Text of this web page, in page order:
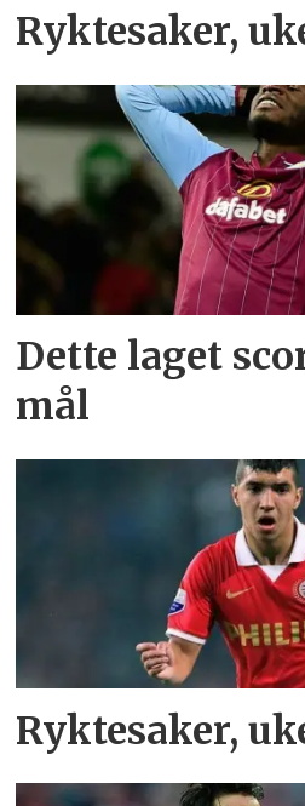
Ryktesaker,
Dette laget
mål
Ryktesaker,